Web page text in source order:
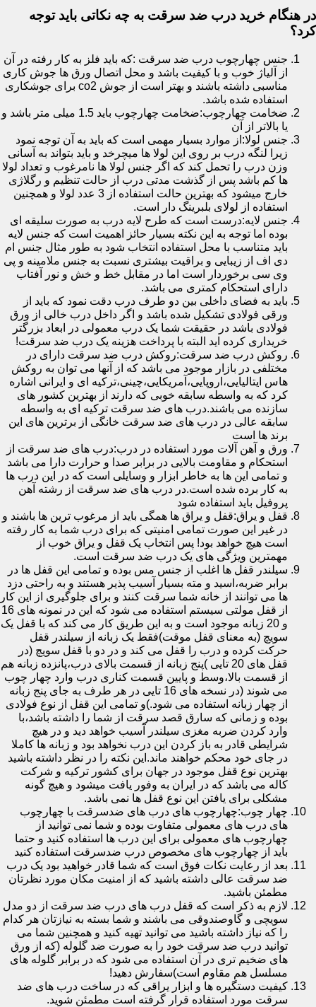
در هنگام خرید درب ضد سرقت به چه نکاتی باید توجه
کرد؟
جنس چهارچوب درب ضد سرقت :که باید فلز به کار رفته در آن
از آلیاژ خوب و با کیفیت باشد و محل اتصال ورق ها جوش کاری
مناسبی داشته باشند و بهتر است از جوش co2 برای جوشکاری
استفاده شده باشد.
ضخامت چهارچوب:ضخامت چهارچوب باید 1.5 میلی متر باشد و
یا بالاتر از آن
جنس لولا:از موارد بسیار مهمی است که باید به آن توجه نمود
زیرا لنگه درب بر روی این لولا ها میچرخد و باید بتواند به آسانی
وزن درب را تحمل کند که اگر جنس لولا ها نامرغوب و تعداد لولا
ها کم باشد پس از گذشت مدتی درب از حالت تنظیم و رگلاژی
خارج میشود که بهترین حالت استفاده از 3 عدد لولا و همچنین
استفاده از لولای بلبرینگ دار است.
جنس لایه:درست است که طرح لایه درب به صورت سلیقه ای
بوده اما توجه به این نکته بسیار حائز اهمیت است که جنس لایه
باید متناسب با محل استفاده انتخاب شود به طور مثال جنس ام
دی اف از زیبایی و براقیت بیشتری نسبت به جنس ملامینه و پی
وی سی برخوردار است اما در مقابل خط و خش و نور آفتاب
دارای استحکام کمتری می باشد.
باید به فضای داخلی بین دو طرف درب دقت نمود که باید از
ورقی فولادی تشکیل شده باشد و اگر داخل درب خالی از ورق
فولادی باشد در حقیقت شما یک درب معمولی در ابعاد بزرگتر
خریداری کرده اید البته با پرداخت هزینه یک درب ضد سرقت!
روکش درب ضد سرقت:روکش درب ضد سرقت دارای در
مختلفی در بازار موجود می باشد که از آنها می توان به روکش
هاس ایتالیایی،اروپایی،آمریکایی،چینی،ترکیه ای و ایرانی اشاره
کرد که به واسطه سابقه خوبی که دارند از بهترین کشور های
سازنده می باشند.درب های ضد سرقت ترکیه ای به واسطه
سابقه عالی در درب های ضد سرقت خانگی از برترین های این
برند ها است
ورق و آهن آلات مورد استفاده در درب:درب های ضد سرقت از
استحکام و مقاومت بالایی در برابر صدا و حرارت دارا می باشد
و تمامی این ها به خاطر ابزار و وسایلی است که در این درب ها
به کار برده شده است.در درب های ضد سرقت از رشته آهن
پروفیل باید استفاده شود
قفل و یراق:قفل و یراق ها همگی باید از مرغوب ترین ها باشند و
در غیر این صورت تمامی امنیتی که برای درب شما به کار رفته
است هیچ خواهد بود! پس انتخاب یک قفل و یراق خوب از
مهمترین ویژگی های یک درب ضد سرقت است.
سیلندر قفل ها اغلب از جنس مس بوده و تمامی این قفل ها در
برابر ضربه،اسید و مته بسیار آسیب پذیر هستند و به راحتی دزد
ها می توانند از خانه شما سرقت کنند و برای جلوگیری از این کار
از قفل مولتی سیستم استفاده می شود که این در نمونه های 16
و 20 زبانه موجود است و به این طریق کار می کند که با قفل یک
سویچ (به معنای قفل موقت)فقط یک زبانه از سیلندر قفل
حرکت کرده و درب را قفل می کند و در دو با قفل سویچ (در
قفل های 20 تایی )پنج زبانه از قسمت بالای درب،پانزده زبانه هم
از قسمت بالا،وسط و پایین قسمت کناری درب وارد چهار چوب
می شوند (در نسخه های 16 تایی در هر طرف به جای پنج زبانه
از چهار زبانه استفاده می شود.)و تمامی این قفل از نوع فولادی
بوده و زمانی که سارق قصد سرقت از شما را داشته باشد،با
وارد کردن ضربه مغزی سیلندر آسیب خواهد دید و در هیچ
شرایطی قادر به باز کردن این درب نخواهد بود و زبانه ها کاملا
در جای خود محکم خواهند ماند.این نکته را در نظر داشته باشید
بهترین نوع قفل موجود در جهان برای کشور ترکیه و شرکت
کاله می باشد که در ایران به وفور یافت میشود و هیچ گونه
مشکلی برای یافتن این نوع قفل ها نمی باشد.
چهار چوب:چهارچوب های درب های ضدسرقت با چهارچوب
های درب های معمولی متفاوت بوده و شما نمی توانید از
چهارچوب های معمولی برای این درب ها استفاده کنید و حتما
باید از چهارچوب های مخصوص درب ضدسرقت استفاده کنید
بعد از رعایت نکات فوق است که شما قادر خواهید بود یک درب
ضد سرقت عالی داشته باشید که از امنیت مکان مورد نظرتان
مطمئن باشید.
لازم به ذکر است که قفل درب های درب ضد سرقت از دو مدل
سویچی و گاوصندوقی می باشند و شما بسته به نیازتان هر کدام
را که نیاز داشته باشید می توانید تهیه کنید و همچنین شما می
توانید درب ضد سرقت خود را به صورت ضد گلوله (که از ورق
های ضخیم تری در آن استفاده می شود که در برابر گلوله های
مسلسل هم مقاوم است)سفارش دهید!
کیفیت دستگیره ها و ابزار یراقی که در ساخت درب های ضد
سرقت مورد استفاده قرار گرفته است مطمئن شوید.